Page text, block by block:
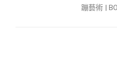
蹦藝術 |